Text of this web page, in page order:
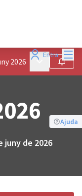
Entra
2026 Menú Seguir
Ajuda
juny de 2026